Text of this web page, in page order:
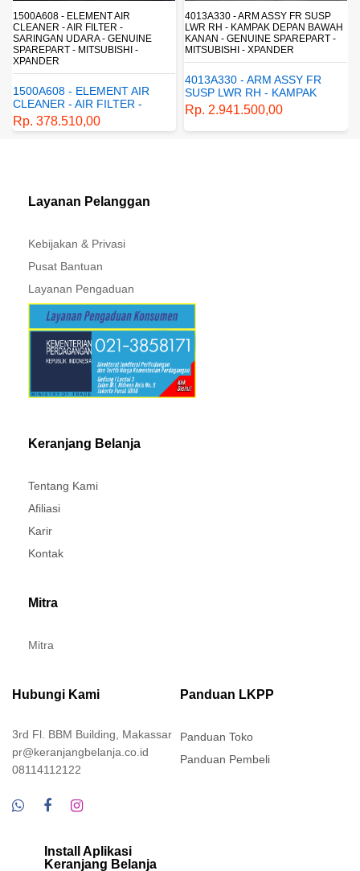
1500A608 - ELEMENT AIR
CLEANER - AIR FILTER -
SARINGAN UDARA - GENUINE
SPAREPART - MITSUBISHI -
XPANDER
1500A608 - ELEMENT AIR
CLEANER - AIR FILTER -
SARINGAN UDARA -
GENUINE SPAREPART -
Rp. 378.510,00
4013A330 - ARM ASSY FR SUSP
LWR RH - KAMPAK DEPAN BAWAH
KANAN - GENUINE SPAREPART -
MITSUBISHI - XPANDER
4013A330 - ARM ASSY FR
SUSP LWR RH - KAMPAK
DEPAN BAWAH KANAN -
GENUINE SPAREPART -
MITSUBISHI - XPANDER
Rp. 2.941.500,00
Layanan Pelanggan
Kebijakan & Privasi
Pusat Bantuan
Layanan Pengaduan
Keranjang Belanja
Tentang Kami
Afiliasi
Karir
Kontak
Mitra
Mitra
Hubungi Kami
3rd Fl. BBM Building, Makassar
pr@keranjangbelanja.co.id
08114112122
Panduan LKPP
Panduan Toko
Panduan Pembeli
Install Aplikasi
Keranjang Belanja